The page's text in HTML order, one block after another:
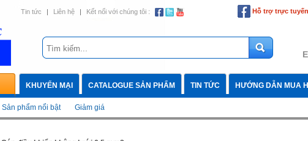
Tin tức | Liên hệ | Kết nối với chúng tôi : Hỗ trợ trực tuyến
KHUYẾN MẠI CATALOGUE SẢN PHẨM TIN TỨC HƯỚNG DẪN MUA
Sản phẩm nổi bật Giảm giá